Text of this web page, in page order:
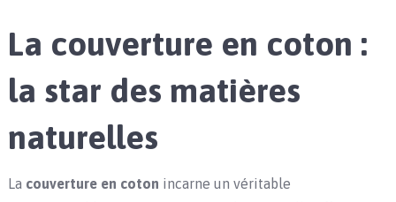
La couverture en coton :
la star des matières
naturelles
La couverture en coton incarne un véritable